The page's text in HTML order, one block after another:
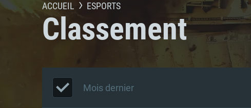
ACCUEIL ESPORTS
Classement
Mois dernier